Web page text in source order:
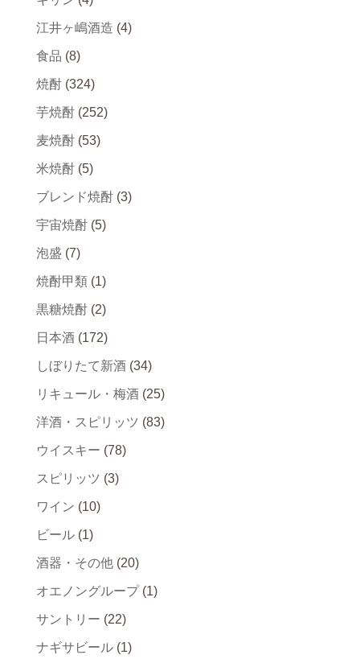
江井ヶ嶋酒造 (4)
食品 (8)
焼酎 (324)
芋焼酎 (252)
麦焼酎 (53)
米焼酎 (5)
ブレンド焼酎 (3)
宇宙焼酎 (5)
泡盛 (7)
焼酎甲類 (1)
黒糖焼酎 (2)
日本酒 (172)
しぼりたて新酒 (34)
リキュール・梅酒 (25)
洋酒・スピリッツ (83)
ウイスキー (78)
スピリッツ (3)
ワイン (10)
ビール (1)
酒器・その他 (20)
オエノングループ (1)
サントリー (22)
ナギサビール (1)